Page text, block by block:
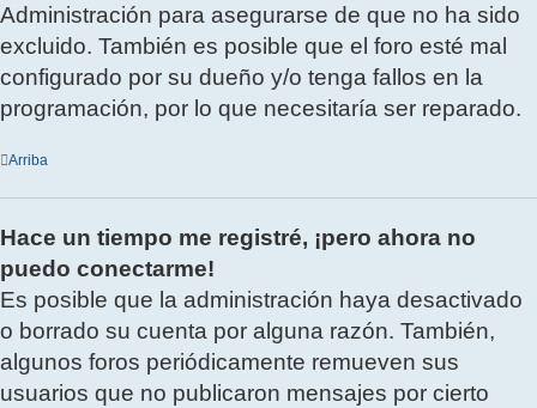
Administración para asegurarse de que no ha sido
excluido. También es posible que el foro esté mal
configurado por su dueño y/o tenga fallos en la
programación, por lo que necesitaría ser reparado.
Arriba
Hace un tiempo me registré, ¡pero ahora no
puedo conectarme!
Es posible que la administración haya desactivado
o borrado su cuenta por alguna razón. También,
algunos foros periódicamente remueven sus
usuarios que no publicaron mensajes por cierto